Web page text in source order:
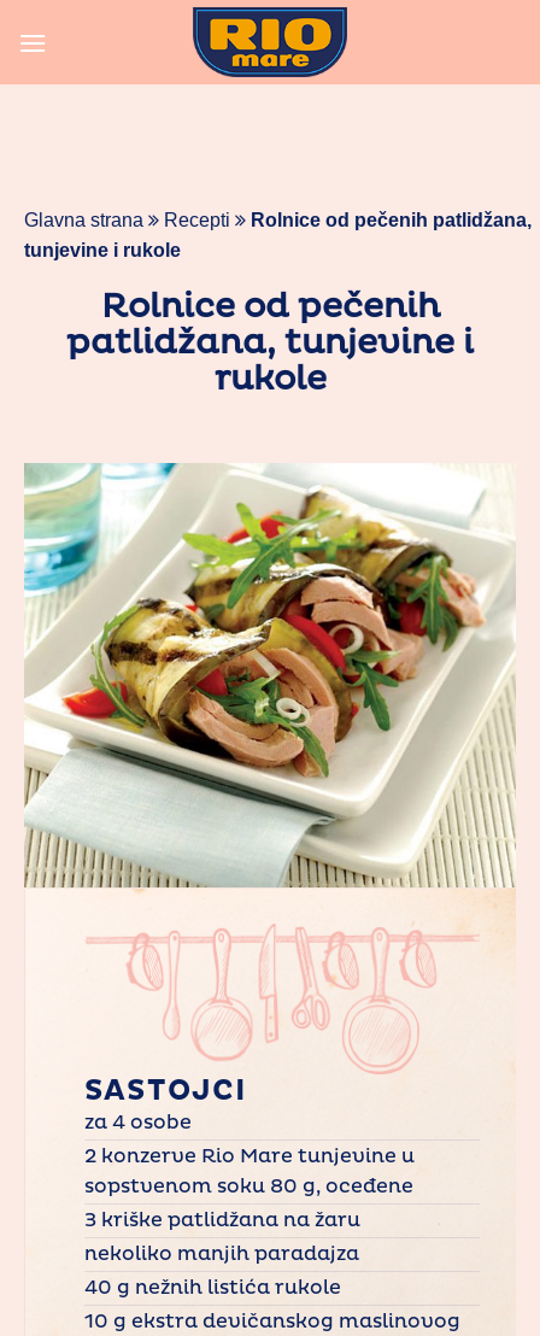
Glavna strana Recepti
Rolnice od pečenih patlidžana,
tunjevine i rukole
Rolnice od pečenih
patlidžana, tunjevine i
rukole
SASTOJCI
za 4 osobe
2 konzerve Rio Mare tunjevine u
sopstvenom soku 80 g, oceđene
3 kriške patlidžana na žaru
nekoliko manjih paradajza
40 g nežnih listića rukole
10 g ekstra devičanskog maslinovog